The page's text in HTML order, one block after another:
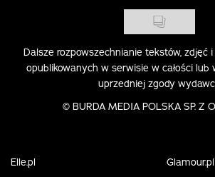
Dalsze rozpowszechnianie tekstów, zdjęć
opublikowanych w serwisie w całości
uprzedniej zgody
© BURDA MEDIA POLSKA SP. Z
Elle.pl
Glamour.pl